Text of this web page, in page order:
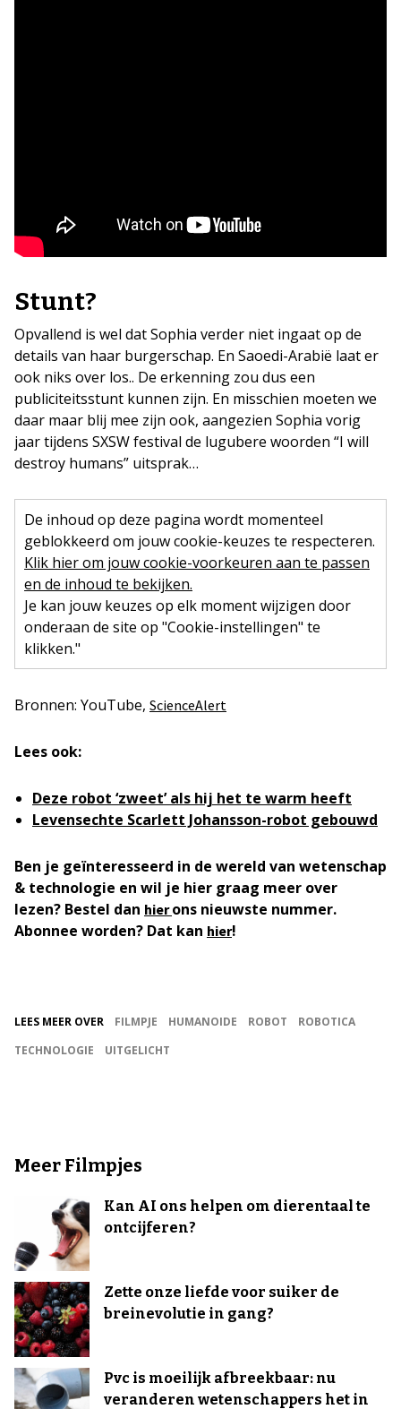
Stunt?
Opvallend is wel dat Sophia verder niet ingaat op de
details van haar burgerschap. En Saoedi-Arabië laat er
ook niks over los.. De erkenning zou dus een
publiciteitsstunt kunnen zijn. En misschien moeten we
daar maar blij mee zijn ook, aangezien Sophia vorig
jaar tijdens SXSW festival de lugubere woorden “I will
destroy humans” uitsprak…
De inhoud op deze pagina wordt momenteel
geblokkeerd om jouw cookie-keuzes te respecteren.
Klik hier om jouw cookie-voorkeuren aan te passen
en de inhoud te bekijken.
Je kan jouw keuzes op elk moment wijzigen door
onderaan de site op "Cookie-instellingen" te
klikken."
Bronnen: YouTube, ScienceAlert
Lees ook:
Deze robot ‘zweet’ als hij het te warm heeft
Levensechte Scarlett Johansson-robot gebouwd
Ben je geïnteresseerd in de wereld van wetenschap
& technologie en wil je hier graag meer over
lezen? Bestel dan hierons nieuwste nummer.
Abonnee worden? Dat kan hier!
LEES MEER OVER FILMPJE HUMANOIDE ROBOT
ROBOTICA
TECHNOLOGIE
UITGELICHT
Meer Filmpjes
Kan AI ons helpen om dierentaal te
ontcijferen?
Zette onze liefde voor suiker de
breinevolutie in gang?
Pvc is moeilijk afbreekbaar: nu
veranderen wetenschappers het in